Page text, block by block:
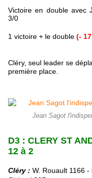
Victoire en double avec
3/0
1 victoire + le double (-
Cléry, seul leader se
première place.
Jean Sagot
D3 : CLERY ST
12 à 2
Cléry : W. Rouault 1166 -